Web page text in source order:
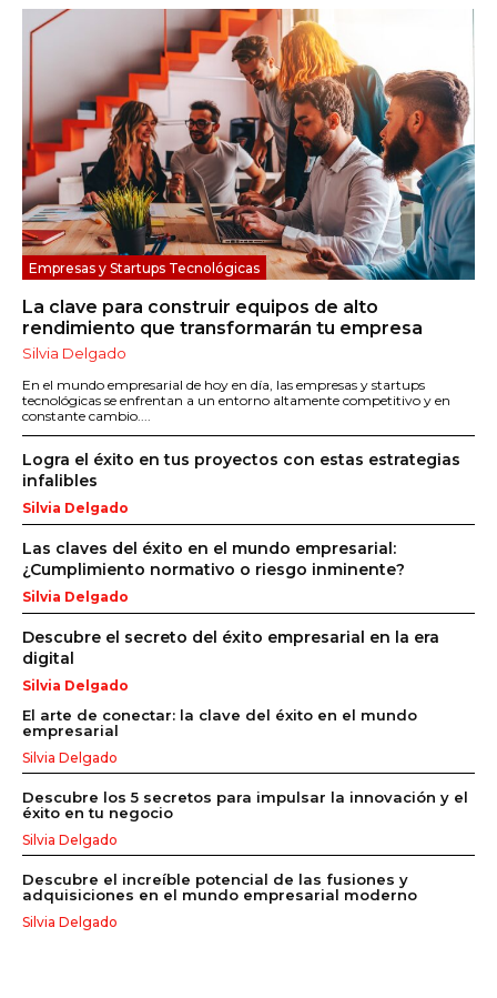
Empresas y Startups Tecnológicas
La clave para construir equipos de alto
rendimiento que transformarán tu empresa
Silvia Delgado
En el mundo empresarial de hoy en día, las empresas y startups
tecnológicas se enfrentan a un entorno altamente competitivo y en
constante cambio....
Logra el éxito en tus proyectos con estas estrategias
infalibles
Silvia Delgado
Las claves del éxito en el mundo empresarial:
¿Cumplimiento normativo o riesgo inminente?
Silvia Delgado
Descubre el secreto del éxito empresarial en la era
digital
Silvia Delgado
El arte de conectar: la clave del éxito en el mundo
empresarial
Silvia Delgado
Descubre los 5 secretos para impulsar la innovación y el
éxito en tu negocio
Silvia Delgado
Descubre el increíble potencial de las fusiones y
adquisiciones en el mundo empresarial moderno
Silvia Delgado